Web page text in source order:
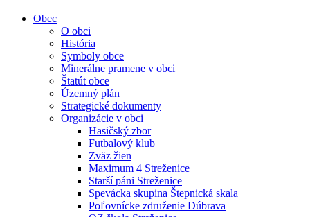
Obec
O obci
História
Symboly obce
Minerálne pramene v obci
Štatút obce
Územný plán
Strategické dokumenty
Organizácie v obci
Hasičský zbor
Futbalový klub
Zväz žien
Maximum 4 Streženice
Starší páni Streženice
Spevácka skupina Štepnická skala
Poľovnícke združenie Dúbrava